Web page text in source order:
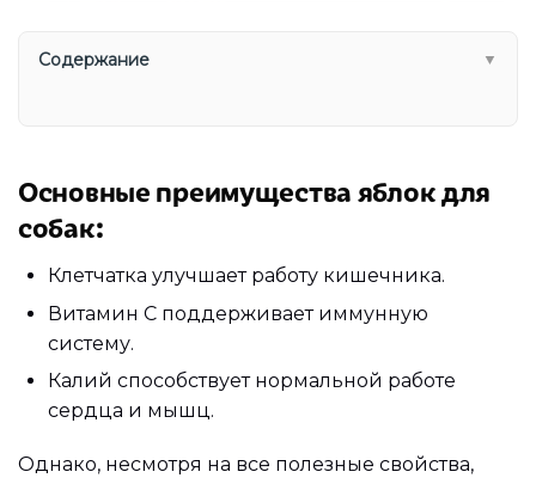
Содержание ▼
Основные преимущества яблок для
собак:
Клетчатка улучшает работу кишечника.
Витамин C поддерживает иммунную
систему.
Калий способствует нормальной работе
сердца и мышц.
Однако, несмотря на все полезные свойства,